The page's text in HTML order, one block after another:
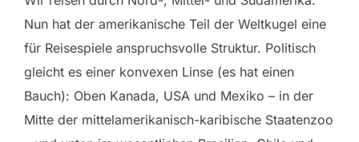
Nun hat der amerikanische Teil der Weltkugel eine
für Reisespiele anspruchsvolle Struktur. Politisch
gleicht es einer konvexen Linse (es hat einen
Bauch): Oben Kanada, USA und Mexiko – in der
Mitte der mittelamerikanisch-karibische Staatenzoo